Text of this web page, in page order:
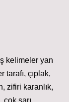
kelimeler yan
tarafı, çıplak,
zifiri karanlık,
sarı,